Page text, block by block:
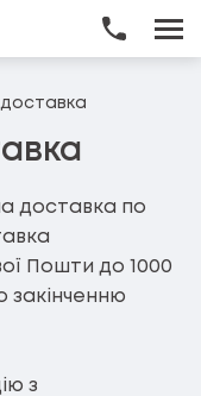
доставка по
Пошти до 1000
закінченню
з